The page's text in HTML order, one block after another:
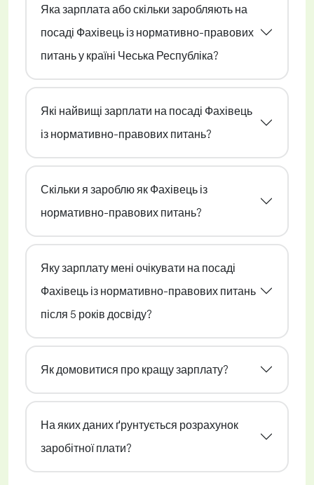
Яка зарплата або скільки заробляють на
посаді Фахівець із нормативно-правових
питань у країні Чеська Республіка?
Які найвищі зарплати на посаді Фахівець
із нормативно-правових питань?
Скільки я зароблю як Фахівець із
нормативно-правових питань?
Яку зарплату мені очікувати на посаді
Фахівець із нормативно-правових питань
після 5 років досвіду?
Як домовитися про кращу зарплату?
На яких даних ґрунтується розрахунок
заробітної плати?